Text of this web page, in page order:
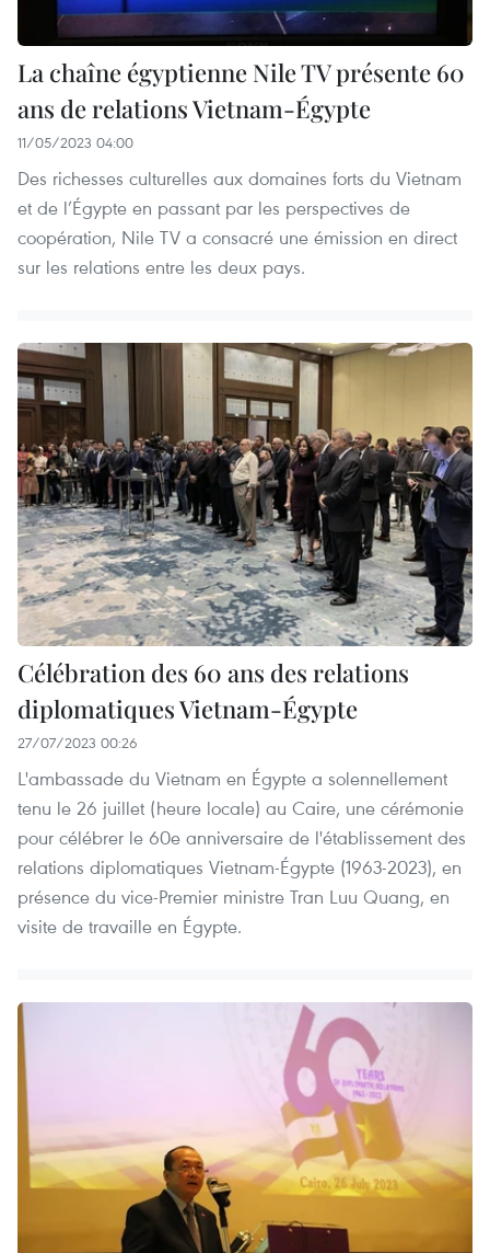
La chaîne égyptienne Nile TV présente 60
ans de relations Vietnam-Égypte
11/05/2023 04:00
Des richesses culturelles aux domaines forts du Vietnam
et de l’Égypte en passant par les perspectives de
coopération, Nile TV a consacré une émission en direct
sur les relations entre les deux pays.
Célébration des 60 ans des relations
diplomatiques Vietnam-Égypte
27/07/2023 00:26
L'ambassade du Vietnam en Égypte a solennellement
tenu le 26 juillet (heure locale) au Caire, une cérémonie
pour célébrer le 60e anniversaire de l'établissement des
relations diplomatiques Vietnam-Égypte (1963-2023), en
présence du vice-Premier ministre Tran Luu Quang, en
visite de travaille en Égypte.